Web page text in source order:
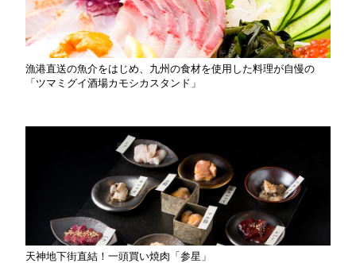
漁港直送の魚介をはじめ、九州の食材を使用した料理が自慢の
「ツマミグイ酒場カモシカスタンド」
天神地下街直結！一頭買い焼肉「参星」